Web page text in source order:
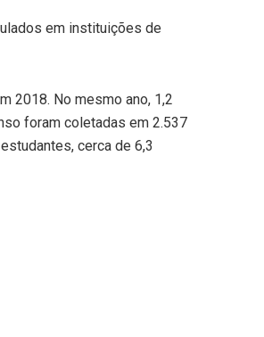
em instituições de
2018. No mesmo ano, 1,2
foram coletadas em 2.537
cerca de 6,3